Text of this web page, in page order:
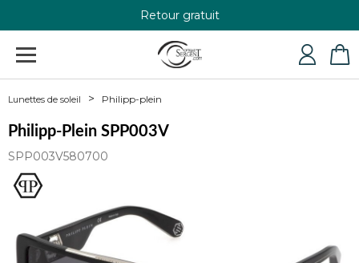
Retour gratuit
+33 4 79 24 76 84
Lunettes de soleil Philipp-plein
Philipp-Plein SPP003V
SPP003V580700